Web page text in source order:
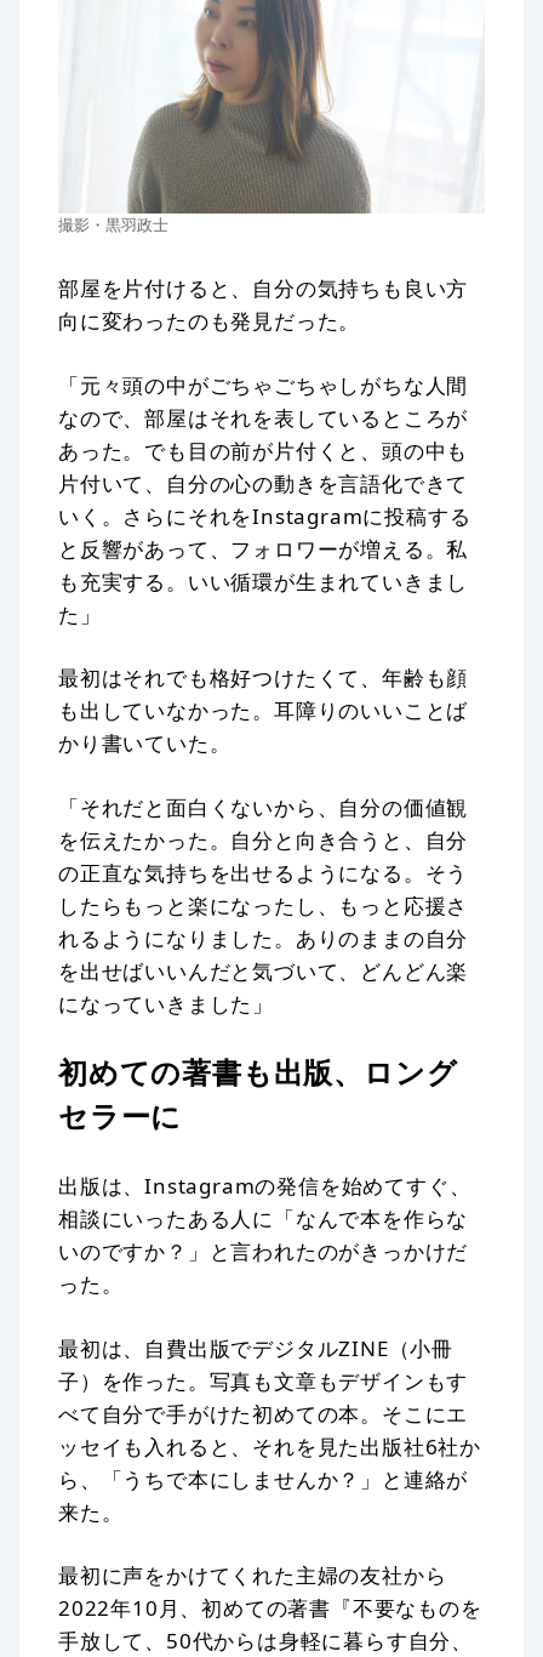
撮影・黒羽政士
部屋を片付けると、自分の気持ちも良い方
向に変わったのも発見だった。
「元々頭の中がごちゃごちゃしがちな人間
なので、部屋はそれを表しているところが
あった。でも目の前が片付くと、頭の中も
片付いて、自分の心の動きを言語化できて
いく。さらにそれをInstagramに投稿する
と反響があって、フォロワーが増える。私
も充実する。いい循環が生まれていきまし
た」
最初はそれでも格好つけたくて、年齢も顔
も出していなかった。耳障りのいいことば
かり書いていた。
「それだと面白くないから、自分の価値観
を伝えたかった。自分と向き合うと、自分
の正直な気持ちを出せるようになる。そう
したらもっと楽になったし、もっと応援さ
れるようになりました。ありのままの自分
を出せばいいんだと気づいて、どんどん楽
になっていきました」
初めての著書も出版、ロング
セラーに
出版は、Instagramの発信を始めてすぐ、
相談にいったある人に「なんで本を作らな
いのですか？」と言われたのがきっかけだ
った。
最初は、自費出版でデジタルZINE（小冊
子）を作った。写真も文章もデザインもす
べて自分で手がけた初めての本。そこにエ
ッセイも入れると、それを見た出版社6社か
ら、「うちで本にしませんか？」と連絡が
来た。
最初に声をかけてくれた主婦の友社から
2022年10月、初めての著書『不要なものを
手放して、50代からは身軽に暮らす自分、